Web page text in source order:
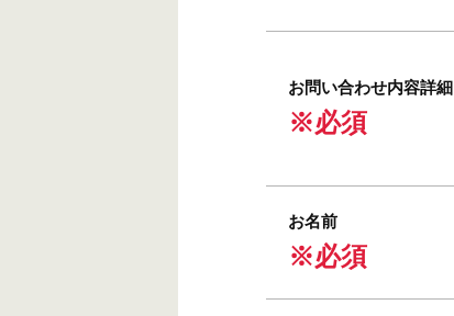
お問い合わせ内容詳細
※必須
お名前
※必須